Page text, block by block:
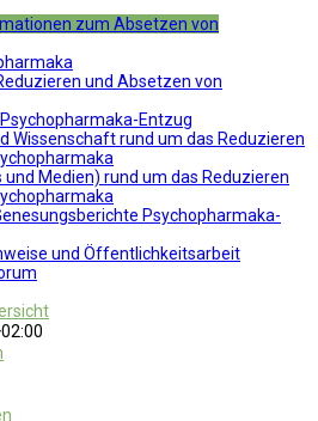
zum Absetzen von
und Absetzen von
Entzug
Wissenschaft rund um das Reduzieren
Medien) rund um das Reduzieren
Psychopharmaka-
und Öffentlichkeitsarbeit